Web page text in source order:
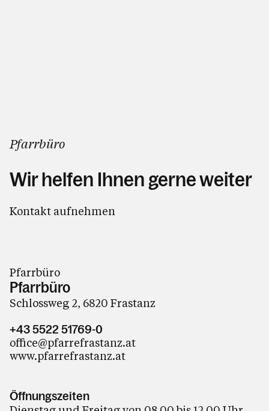
Pfarrbüro
Wir helfen Ihnen gerne weiter
Kontakt aufnehmen
Pfarrbüro
Pfarrbüro
Schlossweg 2, 6820 Frastanz
+43 5522 51769-0
office@pfarrefrastanz.at
www.pfarrefrastanz.at
Öffnungszeiten